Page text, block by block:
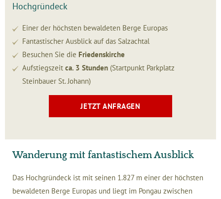
Hochgründeck
Einer der höchsten bewaldeten Berge Europas
Fantastischer Ausblick auf das Salzachtal
Besuchen Sie die Friedenskirche
Aufstiegszeit ca. 3 Stunden (Startpunkt Parkplatz
Steinbauer St. Johann)
JETZT ANFRAGEN
Wanderung mit fantastischem Ausblick
Das Hochgründeck ist mit seinen 1.827 m einer der höchsten
bewaldeten Berge Europas und liegt im Pongau zwischen